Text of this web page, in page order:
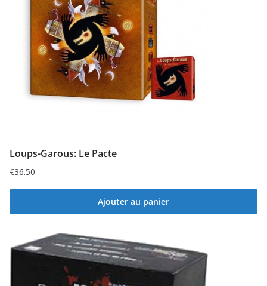
Loups-Garous: Le Pacte
€36.50
Ajouter au panier